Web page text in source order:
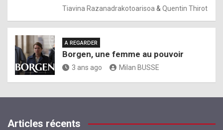
Tiavina Razanadrakotoarisoa & Quentin Thirot
A REGARDER
Borgen, une femme au pouvoir
3 ans ago Milan BUSSE
Articles récents